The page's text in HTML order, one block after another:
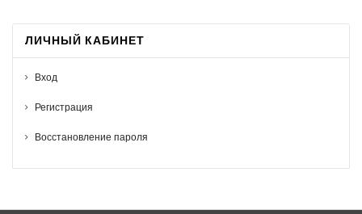
ЛИЧНЫЙ КАБИНЕТ
Вход
Регистрация
Восстановление пароля